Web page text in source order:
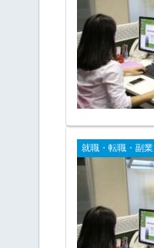
就職・転職・副業